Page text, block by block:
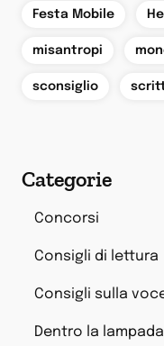
Festa Mobile
misantropi
sconsiglio
Categorie
Concorsi
Consigli di lettura
Consigli sulla
Dentro la lampada